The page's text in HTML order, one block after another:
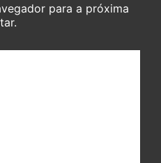
para a próxima